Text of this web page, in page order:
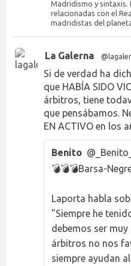
Madridismo y sintaxis.
relacionadas con el
madridistas del
La Galerna
Si de verdad ha
que HABÍA SIDO
árbitros, tiene
que pensábamos.
EN ACTIVO en los
Benito
💣💣💣Barsa-
Laporta habla
"Siempre he
debemos ser
árbitros no nos
siempre ayudan